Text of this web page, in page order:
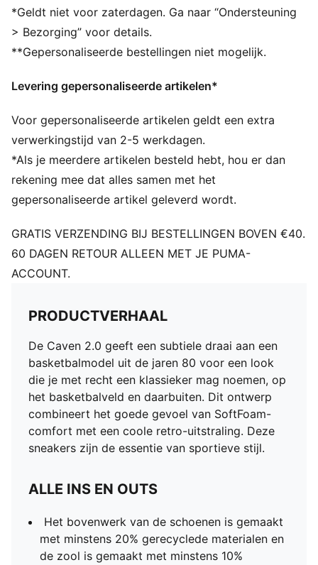
zachte demping dankzij de extra dikke hiel
DETAILS
Lage schoen
Gelaagde rubberen tussenzool
PUMA Formstrip op de zijkanten
*Geldt niet voor zaterdagen. Ga naar “Ondersteuning
> Bezorging” voor details.
**Gepersonaliseerde bestellingen niet mogelijk.
Levering gepersonaliseerde artikelen*
Voor gepersonaliseerde artikelen geldt een extra
verwerkingstijd van 2-5 werkdagen.
*Als je meerdere artikelen besteld hebt, hou er dan
rekening mee dat alles samen met het
gepersonaliseerde artikel geleverd wordt.
GRATIS VERZENDING BIJ BESTELLINGEN BOVEN €40.
60 DAGEN RETOUR ALLEEN MET JE PUMA-
ACCOUNT.
PRODUCTVERHAAL
De Caven 2.0 geeft een subtiele draai aan een
basketbalmodel uit de jaren 80 voor een look
die je met recht een klassieker mag noemen, op
het basketbalveld en daarbuiten. Dit ontwerp
combineert het goede gevoel van SoftFoam-
comfort met een coole retro-uitstraling. Deze
sneakers zijn de essentie van sportieve stijl.
ALLE INS EN OUTS
Het bovenwerk van de schoenen is gemaakt
met minstens 20% gerecyclede materialen en
de zool is gemaakt met minstens 10%